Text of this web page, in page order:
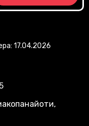
17.04.2026